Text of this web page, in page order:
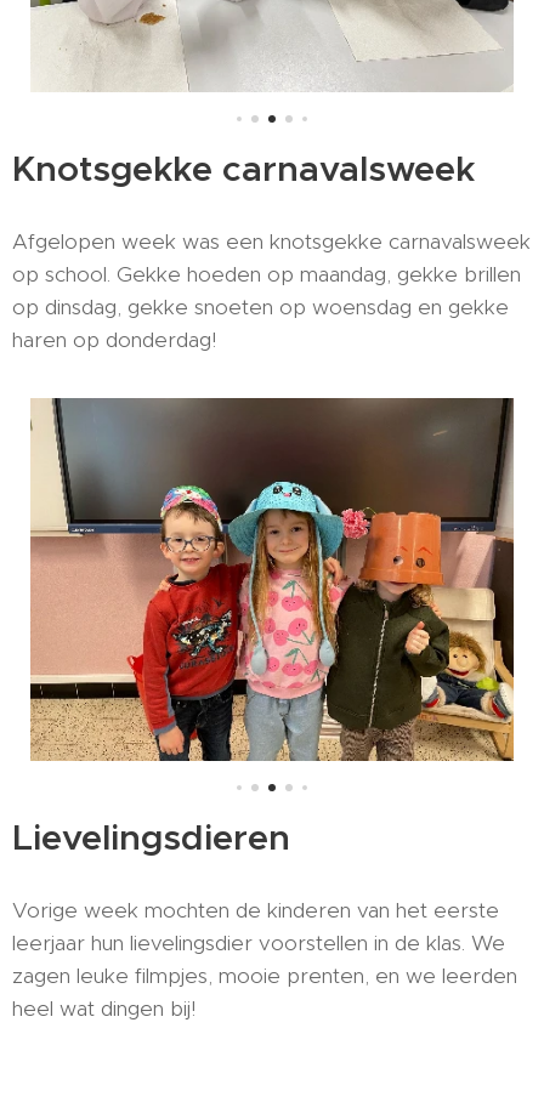
Knotsgekke carnavalsweek
Afgelopen week was een knotsgekke carnavalsweek
op school. Gekke hoeden op maandag, gekke brillen
op dinsdag, gekke snoeten op woensdag en gekke
haren op donderdag!
Lievelingsdieren
Vorige week mochten de kinderen van het eerste
leerjaar hun lievelingsdier voorstellen in de klas. We
zagen leuke filmpjes, mooie prenten, en we leerden
heel wat dingen bij!